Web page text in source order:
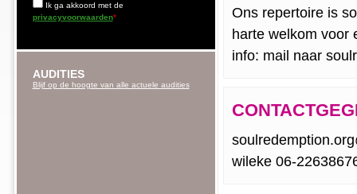
Ik ga akkoord met de
privacyvoorwaarden*
AUDITIES
Blijf op de hoogte van alle actuele audities
Ons repertoire is
harte welkom voor
info: mail naar
wileke 06-